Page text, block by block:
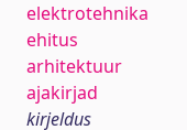
elektrotehnika
ehitus
arhitektuur
ajakirjad
kirjeldus